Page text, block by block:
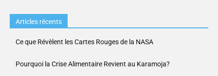
Articles récents
Ce que Révèlent les Cartes Rouges de la NASA
Pourquoi la Crise Alimentaire Revient au Karamoja?